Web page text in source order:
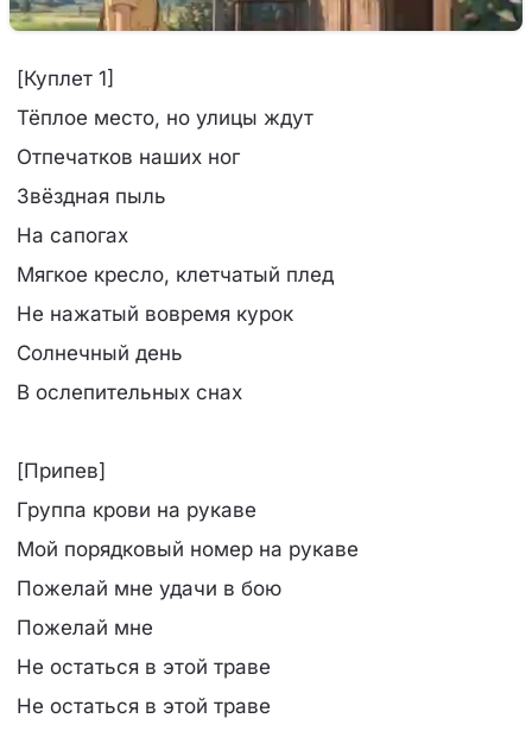
[Куплет 1]
Тёплое место, но улицы ждут
Отпечатков наших ног
Звёздная пыль
На сапогах
Мягкое кресло, клетчатый плед
Не нажатый вовремя курок
Солнечный день
В ослепительных снах
[Припев]
Группа крови на рукаве
Мой порядковый номер на рукаве
Пожелай мне удачи в бою
Пожелай мне
Не остаться в этой траве
Не остаться в этой траве